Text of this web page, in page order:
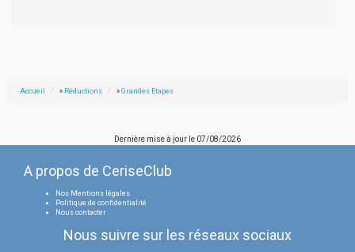
Accueil » Réductions » Grandes Etapes
Dernière mise à jour le 07/08/2026
A propos de CeriseClub
Nos Mentions légales
Politique de confidentialité
Nous contacter
Nous suivre sur les réseaux sociaux